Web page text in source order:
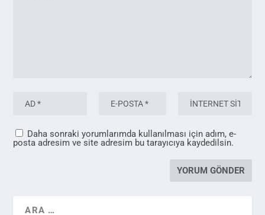
Daha sonraki yorumlarımda kullanılması için adım, e-
posta adresim ve site adresim bu tarayıcıya kaydedilsin.